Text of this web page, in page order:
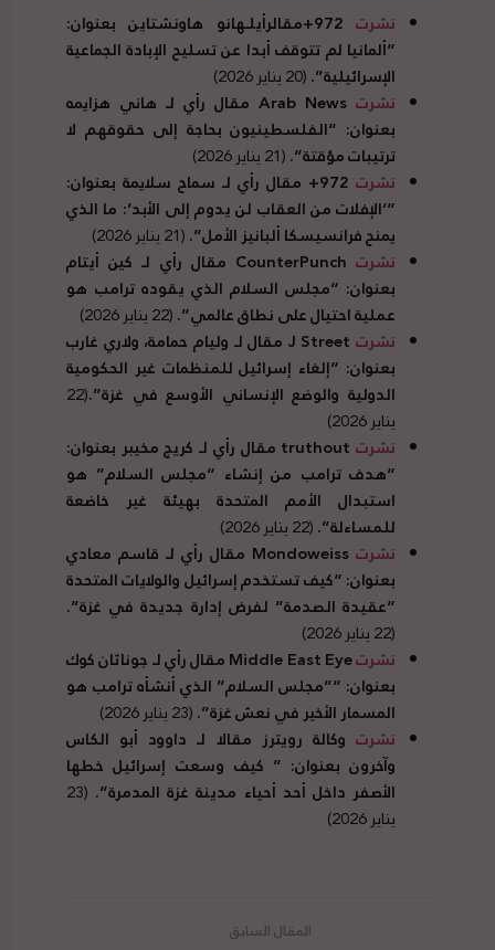
نشرت
972+مقالرأيلـهانو هاونشتاين بعنوان:
“ألمانيا لم تتوقف أبدا عن تسليح الإبادة الجماعية
الإسرائيلية”.(20 يناير 2026)
نشرت Arab News مقال رأي لـ هاني هزايمه
بعنوان: “الفلسطينيون بحاجة إلى حقوقهم لا
ترتيبات مؤقتة”.(21 يناير 2026)
نشرت
972+ مقال رأي لـ سماح سلايمة بعنوان:
“‘الإفلات من العقاب لن يدوم إلى الأبد’: ما الذي
يمنح فرانسيسكا ألبانيز الأمل”.(21 يناير 2026)
نشرت CounterPunch مقال رأي لـ كين أيتام
بعنوان: “مجلس السلام الذي يقوده ترامب هو
عملية احتيال على نطاق عالمي”.(22 يناير 2026)
نشرت J Street مقال لـ وليام حمامة، ولاري غارب
بعنوان: “إلغاء إسرائيل للمنظمات غير الحكومية
الدولية والوضع الإنساني الأوسع في غزة”.(22
يناير 2026)
نشرت truthout مقال رأي لـ كريج مخيبر بعنوان:
“هدف ترامب من إنشاء “مجلس السلام” هو
استبدال الأمم المتحدة بهيئة غير خاضعة
للمساءلة”.(22 يناير 2026)
نشرت Mondoweiss مقال رأي لـ قاسم معادي
بعنوان: “كيف تستخدم إسرائيل والولايات المتحدة
“عقيدة الصدمة” لفرض إدارة جديدة في غزة”.
(22 يناير 2026)
نشرتMiddle East Eyeمقال رأي لـ جوناثان كوك
بعنوان: “”مجلس السلام” الذي أنشأه ترامب هو
المسمار الأخير في نعش غزة”.(23 يناير 2026)
نشرت وكالة رويترز مقالا لـ داوود أبو الكاس
وآخرون بعنوان: ” كيف وسعت إسرائيل خطها
الأصفر داخل أحد أحياء مدينة غزة المدمرة”. (23
يناير 2026)